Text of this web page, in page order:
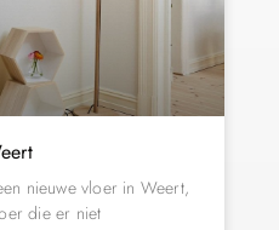
nieuwe vloer in Weert,
die er niet